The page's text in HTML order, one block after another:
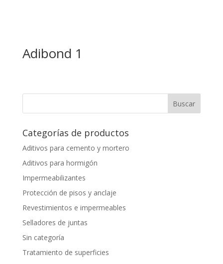
Adibond 1
Categorías de productos
Aditivos para cemento y mortero
Aditivos para hormigón
Impermeabilizantes
Protección de pisos y anclaje
Revestimientos e impermeables
Selladores de juntas
Sin categoría
Tratamiento de superficies